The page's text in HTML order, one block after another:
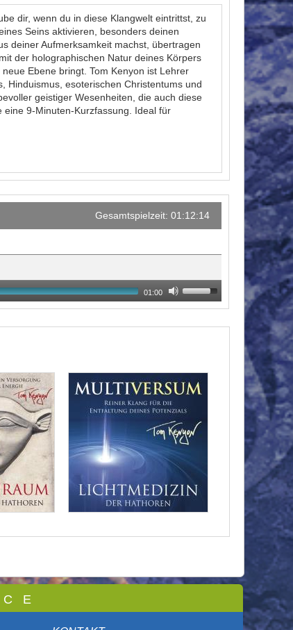
dir, wenn du in diese Klangwelt eintrittst, zu
Seins aktivieren, besonders deinen
deiner Aufmerksamkeit machst, übertragen
der holographischen Natur deines Körpers
Ebene bringt. Tom Kenyon ist Lehrer
Hinduismus, esoterischen Christentums und
geistiger Wesenheiten, die auch diese
9-Minuten-Kurzfassung. Ideal für
Gesamtspielzeit: 01:12:14
01:00
E